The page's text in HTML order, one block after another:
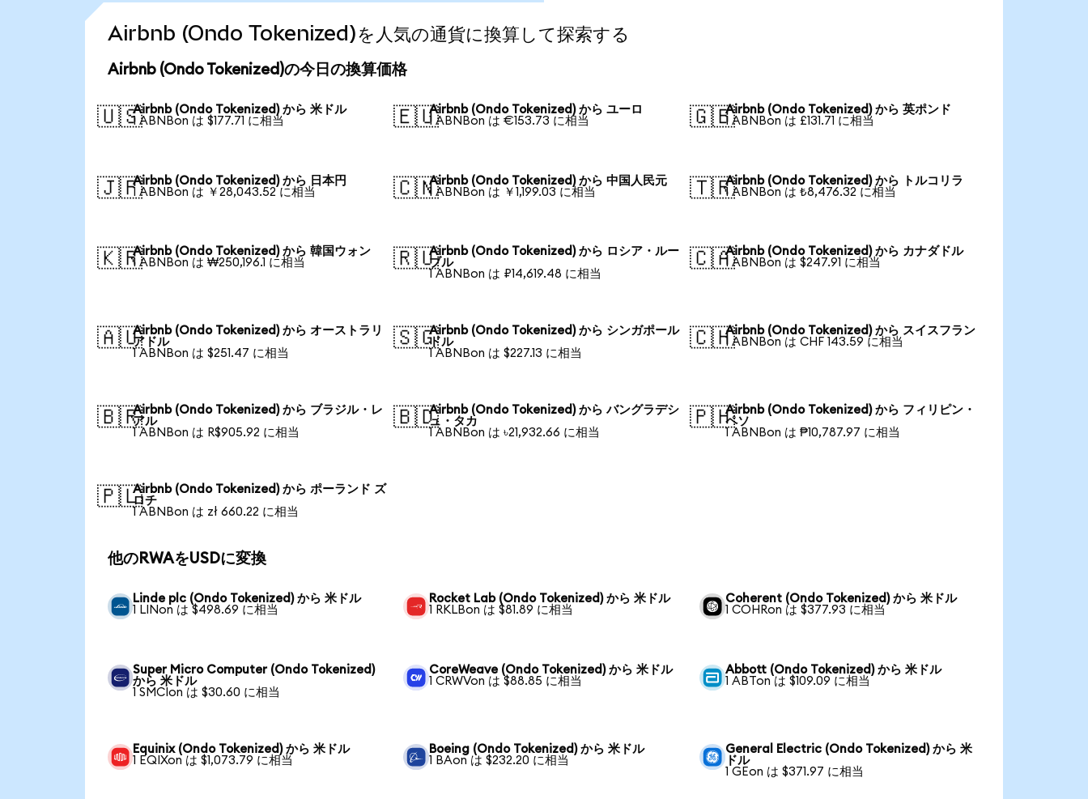
Airbnb (Ondo Tokenized)を人気の通貨に換算して探索する
Airbnb (Ondo Tokenized)の今日の換算価格
🇺🇸Airbnb (Ondo Tokenized) から 米ドル
1 ABNBon は $177.71 に相当
🇪🇺Airbnb (Ondo Tokenized) から ユーロ
1 ABNBon は €153.73 に相当
🇬🇧Airbnb (Ondo Tokenized) から 英ポンド
1 ABNBon は £131.71 に相当
🇯🇵Airbnb (Ondo Tokenized) から 日本円
1 ABNBon は ￥28,043.52 に相当
🇨🇳Airbnb (Ondo Tokenized) から 中国人民元
1 ABNBon は ￥1,199.03 に相当
🇹🇷Airbnb (Ondo Tokenized) から トルコリラ
1 ABNBon は ₺8,476.32 に相当
🇰🇷Airbnb (Ondo Tokenized) から 韓国ウォン
1 ABNBon は ₩250,196.1 に相当
🇷🇺Airbnb (Ondo Tokenized) から ロシア・ルー
ブル
1 ABNBon は ₽14,619.48 に相当
🇨🇦Airbnb (Ondo Tokenized) から カナダドル
1 ABNBon は $247.91 に相当
🇦🇺Airbnb (Ondo Tokenized) から オーストラリ
アドル
1 ABNBon は $251.47 に相当
🇸🇬Airbnb (Ondo Tokenized) から シンガポール
ドル
1 ABNBon は $227.13 に相当
🇨🇭Airbnb (Ondo Tokenized) から スイスフラン
1 ABNBon は CHF 143.59 に相当
🇧🇷Airbnb (Ondo Tokenized) から ブラジル・レ
アル
1 ABNBon は R$905.92 に相当
🇧🇩Airbnb (Ondo Tokenized) から バングラデシ
ュ・タカ
1 ABNBon は ৳21,932.66 に相当
🇵🇭Airbnb (Ondo Tokenized) から フィリピン・
ペソ
1 ABNBon は ₱10,787.97 に相当
🇵🇱Airbnb (Ondo Tokenized) から ポーランド ズ
ロチ
1 ABNBon は zł 660.22 に相当
他のRWAをUSDに変換
Linde plc (Ondo Tokenized) から 米ドル
1 LINon は $498.69 に相当
Rocket Lab (Ondo Tokenized) から 米ドル
1 RKLBon は $81.89 に相当
Coherent (Ondo Tokenized) から 米ドル
1 COHRon は $377.93 に相当
Super Micro Computer (Ondo Tokenized)
から 米ドル
1 SMCIon は $30.60 に相当
CoreWeave (Ondo Tokenized) から 米ドル
1 CRWVon は $88.85 に相当
Abbott (Ondo Tokenized) から 米ドル
1 ABTon は $109.09 に相当
Equinix (Ondo Tokenized) から 米ドル
1 EQIXon は $1,073.79 に相当
Boeing (Ondo Tokenized) から 米ドル
1 BAon は $232.20 に相当
General Electric (Ondo Tokenized) から 米
ドル
1 GEon は $371.97 に相当